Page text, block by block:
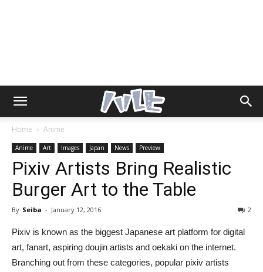
Home Anime
Anime Art Images Japan News Preview
Pixiv Artists Bring Realistic
Burger Art to the Table
By Seiba - January 12, 2016 2
Pixiv is known as the biggest Japanese art platform for digital
art, fanart, aspiring doujin artists and oekaki on the internet.
Branching out from these categories, popular pixiv artists